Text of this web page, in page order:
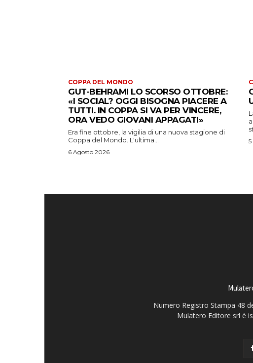
COPPA DEL MONDO
GUT-BEHRAMI LO SCORSO OTTOBRE:
«I SOCIAL? OGGI BISOGNA PIACERE A
TUTTI. IN COPPA SI VA PER VINCERE,
ORA VEDO GIOVANI APPAGATI»
Era fine ottobre, la vigilia di una nuova stagione di
Coppa del Mondo. L'ultima...
6 Agosto 2026
Numero Registro Stampa 48
Mulatero Editore srl è